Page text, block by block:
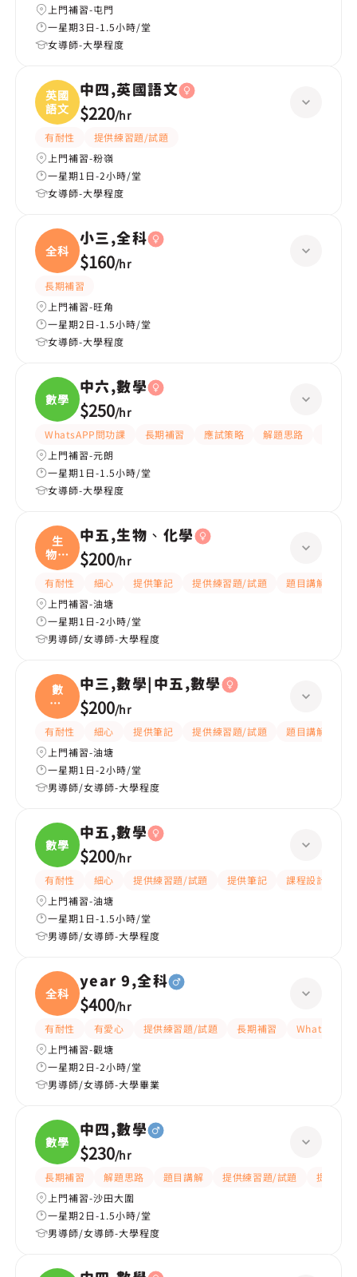
上門補習-屯門
一星期3日-1.5小時/堂
女導師-大學程度
英國
語文
中四,英國語文
$220/hr
有耐性
提供練習題/試題
上門補習-粉嶺
一星期1日-2小時/堂
女導師-大學程度
全科
小三,全科
$160/hr
長期補習
上門補習-旺角
一星期2日-1.5小時/堂
女導師-大學程度
數學
中六,數學
$250/hr
WhatsAPP問功課 長期補習 應試策略 解題思路
上門補習-元朗
一星期1日-1.5小時/堂
女導師-大學程度
生
物、
化學
中五,生物、化學
$200/hr
有耐性 細心 提供筆記 提供練習題/試題 題目講解
上門補習-油塘
一星期1日-2小時/堂
男導師/女導師-大學程度
數
學|
中五
中三,數學|中五,數學
$200/hr
有耐性 細心 提供筆記 提供練習題/試題 題目講解
上門補習-油塘
一星期1日-2小時/堂
男導師/女導師-大學程度
數學
中五,數學
$200/hr
有耐性 細心 提供練習題/試題 提供筆記 課程設計
上門補習-油塘
一星期1日-1.5小時/堂
男導師/女導師-大學程度
全科
year 9,全科
$400/hr
有耐性 有愛心 提供練習題/試題 長期補習
WhatsAPP
上門補習-觀塘
一星期2日-2小時/堂
男導師/女導師-大學畢業
數學
中四,數學
$230/hr
長期補習 解題思路 題目講解 提供練習題/試題
提供筆記
上門補習-沙田大圍
一星期2日-1.5小時/堂
男導師/女導師-大學程度